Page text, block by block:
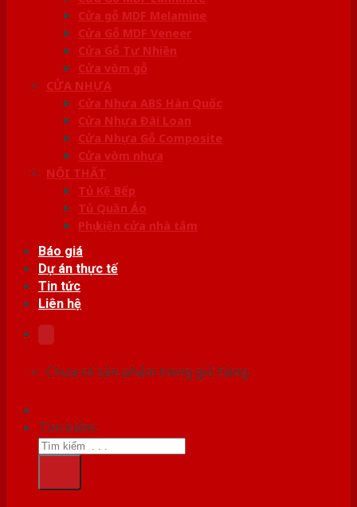
Cửa gỗ MDF Melamine
Cửa Gỗ MDF Veneer
Cửa Gỗ Tự Nhiên
Cửa vòm gỗ
CỬA NHỰA
Cửa Nhựa ABS Hàn Quốc
Cửa Nhựa Đài Loan
Cửa Nhựa Gỗ Composite
Cửa vòm nhựa
NỘI THẤT
Tủ Kệ Bếp
Tủ Quần Áo
Phụ kiện cửa nhà tắm
Báo giá
Dự án thực tế
Tin tức
Liên hệ
Chưa có sản phẩm trong giỏ hàng.
Tìm kiếm: